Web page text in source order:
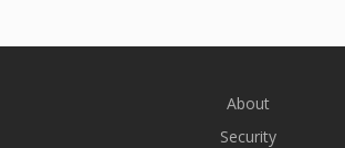
About
Security